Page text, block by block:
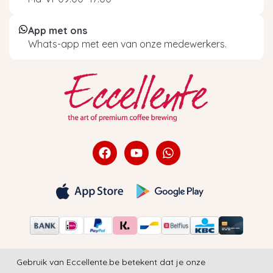
App met ons
Whats-app met een van onze medewerkers.
Gebruik van Eccellente.be betekent dat je onze